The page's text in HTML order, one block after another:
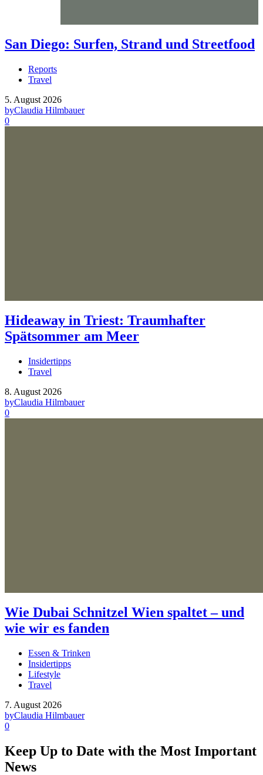
San Diego: Surfen, Strand und Streetfood
Reports
Travel
5. August 2026
byClaudia Hilmbauer
0
Hideaway in Triest: Traumhafter
Spätsommer am Meer
Insidertipps
Travel
8. August 2026
byClaudia Hilmbauer
0
Wie Dubai Schnitzel Wien spaltet – und
wie wir es fanden
Essen & Trinken
Insidertipps
Lifestyle
Travel
7. August 2026
byClaudia Hilmbauer
0
Keep Up to Date with the Most Important
News